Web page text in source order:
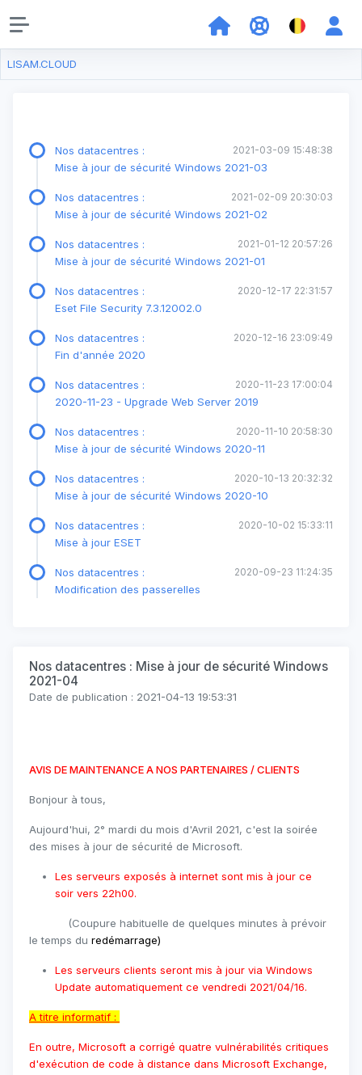
LISAM.CLOUD
2021-03-09 15:48:38
Nos datacentres :
Mise à jour de sécurité Windows 2021-03
2021-02-09 20:30:03
Nos datacentres :
Mise à jour de sécurité Windows 2021-02
2021-01-12 20:57:26
Nos datacentres :
Mise à jour de sécurité Windows 2021-01
2020-12-17 22:31:57
Nos datacentres :
Eset File Security 7.3.12002.0
2020-12-16 23:09:49
Nos datacentres :
Fin d'année 2020
2020-11-23 17:00:04
Nos datacentres :
2020-11-23 - Upgrade Web Server 2019
2020-11-10 20:58:30
Nos datacentres :
Mise à jour de sécurité Windows 2020-11
2020-10-13 20:32:32
Nos datacentres :
Mise à jour de sécurité Windows 2020-10
2020-10-02 15:33:11
Nos datacentres :
Mise à jour ESET
2020-09-23 11:24:35
Nos datacentres :
Modification des passerelles
Nos datacentres : Mise à jour de sécurité Windows
2021-04
Date de publication : 2021-04-13 19:53:31
AVIS DE MAINTENANCE A NOS PARTENAIRES / CLIENTS
Bonjour à tous,
Aujourd'hui, 2° mardi du mois d'Avril 2021, c'est la soirée
des mises à jour de sécurité de Microsoft.
Les serveurs exposés à internet sont mis à jour ce
soir vers 22h00.
(Coupure habituelle de quelques minutes à prévoir
le temps du redémarrage)
Les serveurs clients seront mis à jour via Windows
Update automatiquement ce vendredi 2021/04/16.
A titre informatif :
En outre, Microsoft a corrigé quatre vulnérabilités critiques
d'exécution de code à distance dans Microsoft Exchange,